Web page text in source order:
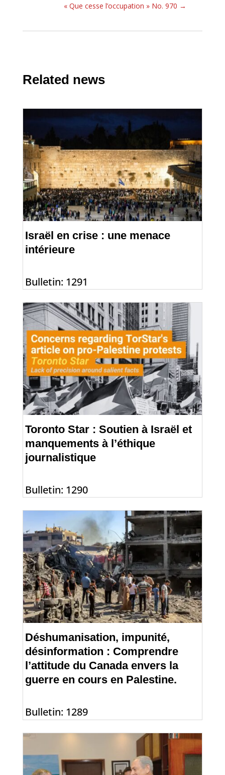
« Que cesse l’occupation » No. 970 →
Related news
Israël en crise : une menace
intérieure
Bulletin: 1291
Toronto Star : Soutien à Israël et
manquements à l’éthique
journalistique
Bulletin: 1290
Déshumanisation, impunité,
désinformation : Comprendre
l’attitude du Canada envers la
guerre en cours en Palestine.
Bulletin: 1289